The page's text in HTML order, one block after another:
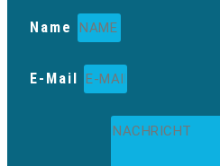
Name
E-Mail